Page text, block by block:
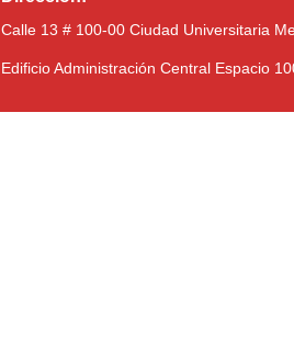
Calle 13 # 100-00 Ciudad Universitaria
Edificio Administración Central Espacio